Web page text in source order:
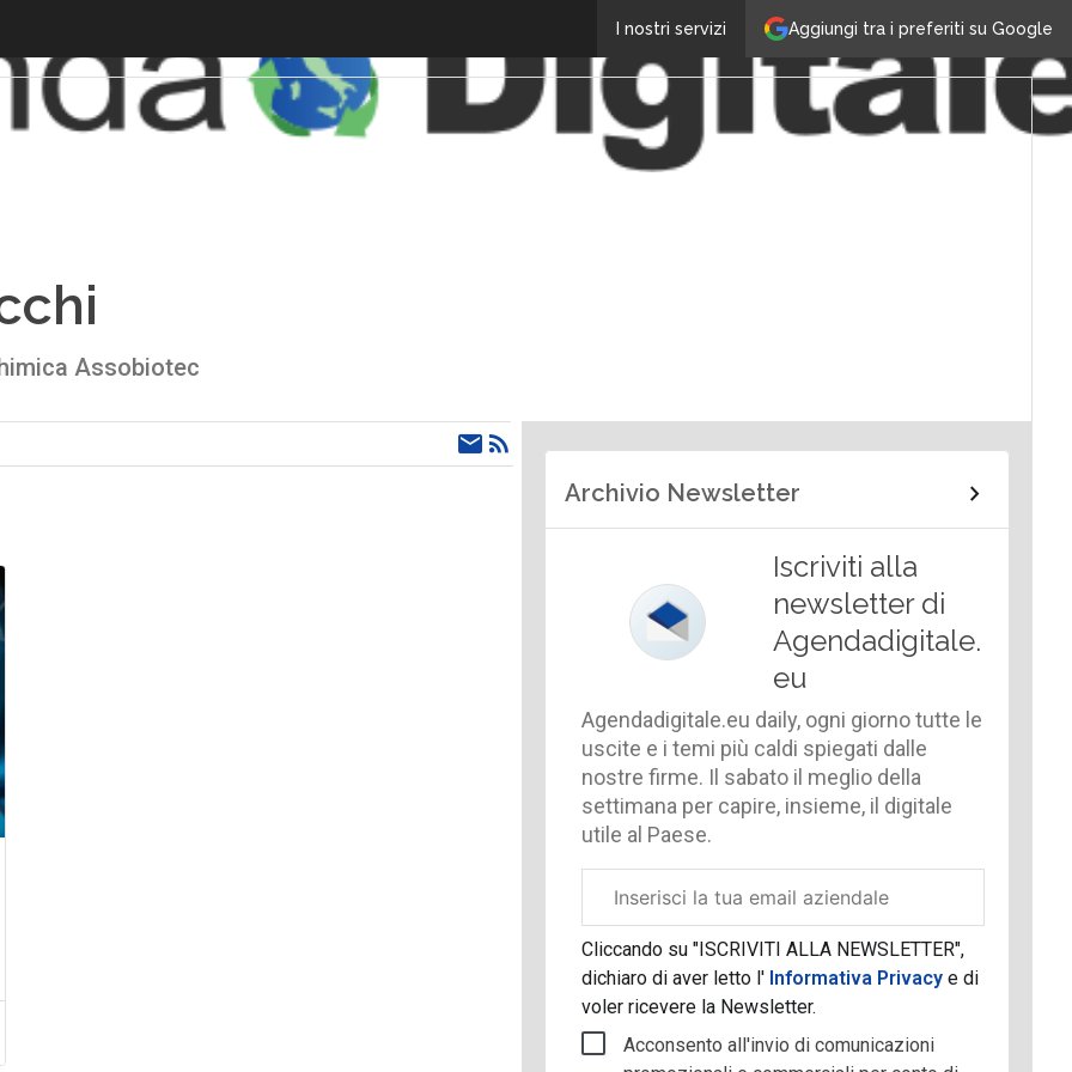
Aggiungi tra i preferiti su Google
I nostri servizi
Assobiotec
Archivio Newsletter
Iscriviti alla
newsletter di
Agendadigitale.
eu
Agendadigitale.eu daily, ogni giorno tutte le
uscite e i temi più caldi spiegati dalle
nostre firme. Il sabato il meglio della
settimana per capire, insieme, il digitale
utile al Paese.
aziendale
Cliccando su "ISCRIVITI ALLA NEWSLETTER",
dichiaro di aver letto l' Informativa Privacye di
voler ricevere la Newsletter.
Acconsento all'invio di comunicazioni